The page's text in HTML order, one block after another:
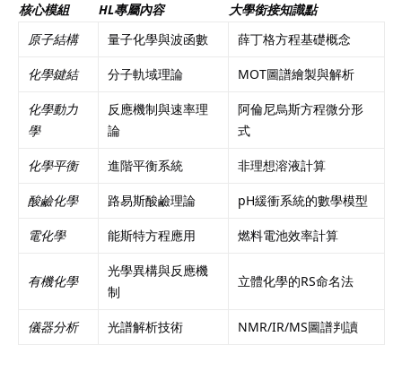
核心模組 HL專屬內容
大學銜接知識點
原子結構
量子化學與波函數 薛丁格方程基礎概念
化學鍵結 分子軌域理論 MOT圖譜繪製與解析
化學動力
學
反應機制與速率理
論
阿倫尼烏斯方程微分形
式
化學平衡 進階平衡系統 非理想溶液計算
酸鹼化學 路易斯酸鹼理論 pH緩衝系統的數學模型
電化學 能斯特方程應用 燃料電池效率計算
有機化學
光學異構與反應機
制
立體化學的RS命名法
儀器分析 光譜解析技術 NMR/IR/MS圖譜判讀